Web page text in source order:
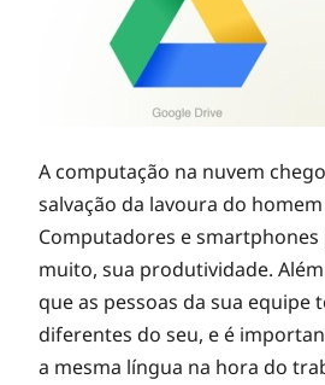
A computação na nuvem
salvação da lavoura do
Computadores e
muito, sua produtividade.
que as pessoas da sua equipe
diferentes do seu, e é
a mesma língua na hora do